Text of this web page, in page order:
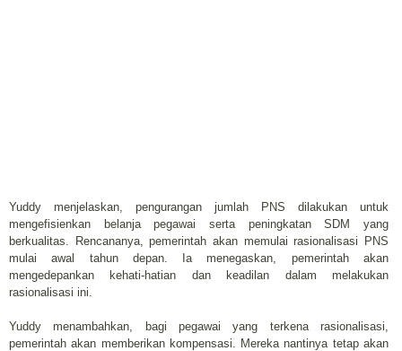
Yuddy menjelaskan, pengurangan jumlah PNS dilakukan untuk
mengefisienkan belanja pegawai serta peningkatan SDM yang
berkualitas. Rencananya, pemerintah akan memulai rasionalisasi PNS
mulai awal tahun depan. Ia menegaskan, pemerintah akan
mengedepankan kehati-hatian dan keadilan dalam melakukan
rasionalisasi ini.
Yuddy menambahkan, bagi pegawai yang terkena rasionalisasi,
pemerintah akan memberikan kompensasi. Mereka nantinya tetap akan